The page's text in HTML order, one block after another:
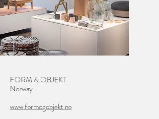
FORM & OBJEKT
Norway
www.formogobjekt.no